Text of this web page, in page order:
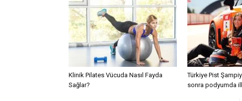
Klinik Pilates Vücuda Nasıl Fayda
Sağlar?
Türkiye Pist
sonra podyumda